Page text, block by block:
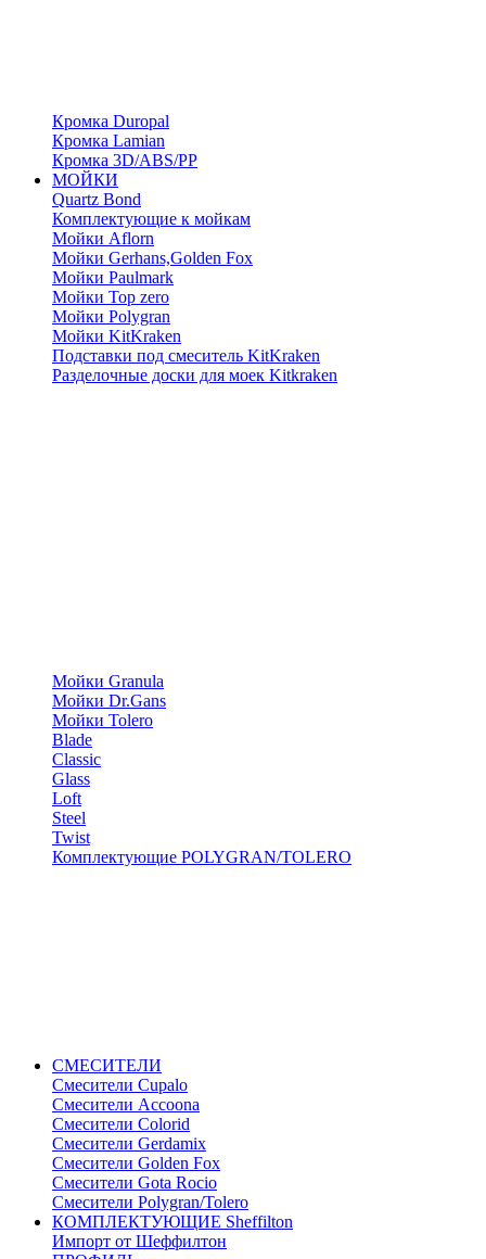
Кромка Duropal
Кромка Lamian
Кромка 3D/ABS/PP
МОЙКИ
Quartz Bond
Комплектующие к мойкам
Мойки Aflorn
Мойки Gerhans,Golden Fox
Мойки Paulmark
Мойки Top zero
Мойки Polygran
Мойки KitKraken
Подставки под смеситель KitKraken
Разделочные доски для моек Kitkraken
Мойки Granula
Мойки Dr.Gans
Мойки Tolero
Blade
Classic
Glass
Loft
Steel
Twist
Комплектующие POLYGRAN/TOLERO
СМЕСИТЕЛИ
Cмесители Cupalo
Смесители Accoona
Смесители Colorid
Смесители Gerdamix
Смесители Golden Fox
Смесители Gota Rocio
Смесители Polygran/Tolero
КОМПЛЕКТУЮЩИЕ Sheffilton
Импорт от Шеффилтон